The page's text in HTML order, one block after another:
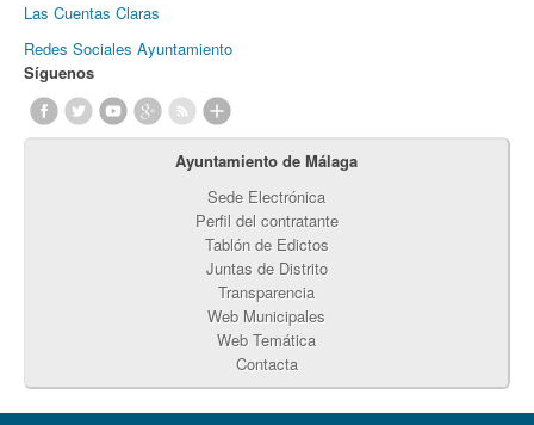
Las Cuentas Claras
Redes Sociales Ayuntamiento
Síguenos
Ayuntamiento de Málaga
Sede Electrónica
Perfil del contratante
Tablón de Edictos
Juntas de Distrito
Transparencia
Web Municipales
Web Temática
Contacta